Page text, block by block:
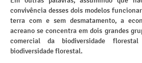
convivência desses dois modelos
terra com e sem desmatamento, a
acreano se concentra em dois grandes
comercial da biodiversidade florestal
biodiversidade florestal.